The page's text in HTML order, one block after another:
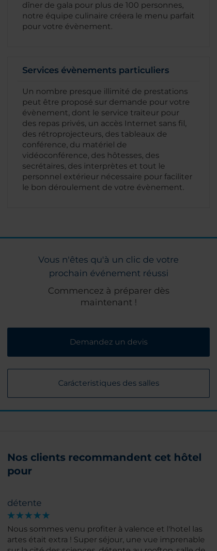
dîner de gala pour plus de 100 personnes,
notre équipe culinaire créera le menu parfait
pour votre évènement.
Services évènements particuliers
Un nombre presque illimité de prestations
peut être proposé sur demande pour votre
évènement, dont le service traiteur pour
des repas privés, un accès Internet sans fil,
des rétroprojecteurs, des tableaux de
conférence, du matériel de
vidéoconférence, des hôtesses, des
secrétaires, des interprètes et tout le
personnel extérieur nécessaire pour faciliter
le bon déroulement de votre évènement.
Vous n'êtes qu'à un clic de votre
prochain événement réussi
Commencez à préparer dès
maintenant !
Demandez un devis
Carácteristiques des salles
Nos clients recommandent cet hôtel
pour
détente
Nous sommes venu profiter à valence et l'hotel las
artes était extra ! Super séjour, une vue imprenable